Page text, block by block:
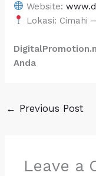
Website:
Lokasi: Cimahi
Anda
← Previous Post
Leave a